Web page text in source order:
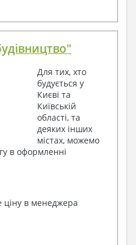
Для тих, хто
будується у
Києві та
Київській
області, та
деяких інших
містах, можемо
в оформленні
ціну в менеджера